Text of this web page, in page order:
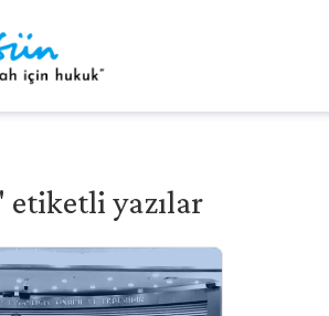
yazılar